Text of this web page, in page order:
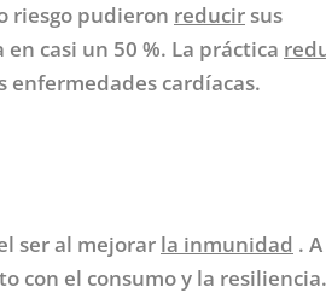
riesgo pudieron reducir sus
casi un 50 %. La práctica
enfermedades cardíacas.
ser al mejorar la inmunidad .
con el consumo y la